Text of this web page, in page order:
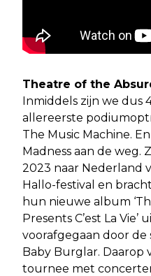
Theatre of the
Inmiddels zijn we dus
allereerste
The Music Machine.
Madness aan de weg.
2023 naar Nederland
Hallo-festival en
hun nieuwe album
Presents C’est La Vie’
voorafgegaan door de
Baby Burglar. Daarop
tournee met